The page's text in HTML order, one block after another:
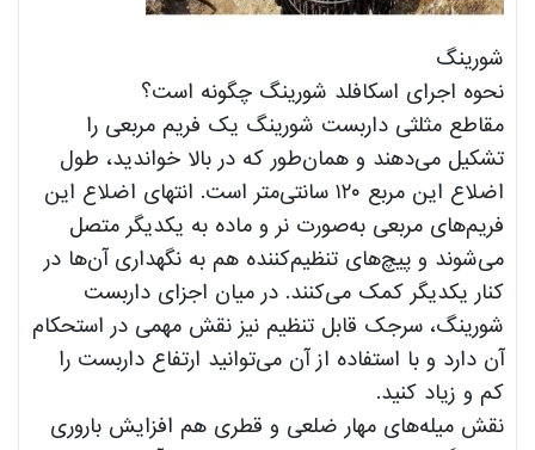
شورینگ
نحوه اجرای اسکافلد شورینگ چگونه است؟
مقاطع مثلثی داربست شورینگ یک فریم مربعی را
تشکیل می‌دهند و همان‌طور که در بالا خواندید، طول
اضلاع این مربع ۱۲۰ سانتی‌متر است. انتهای اضلاع این
فریم‌های مربعی به‌صورت نر و ماده به یکدیگر متصل
می‌شوند و پیچ‌های تنظیم‌کننده هم به نگهداری آن‌ها در
کنار یکدیگر کمک می‌کنند. در میان اجزای داربست
شورینگ، سرجک قابل تنظیم نیز نقش مهمی در استحکام
آن دارد و با استفاده از آن می‌توانید ارتفاع داربست را
کم و زیاد کنید.
نقش میله‌های مهار ضلعی و قطری هم افزایش باروری